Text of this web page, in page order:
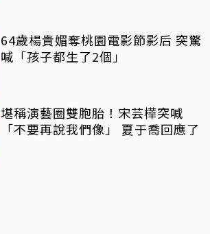
64歲楊貴媚奪桃園電影節影后 突驚
喊「孩子都生了2個」
堪稱演藝圈雙胞胎！宋芸樺突喊
「不要再說我們像」 夏于喬回應了